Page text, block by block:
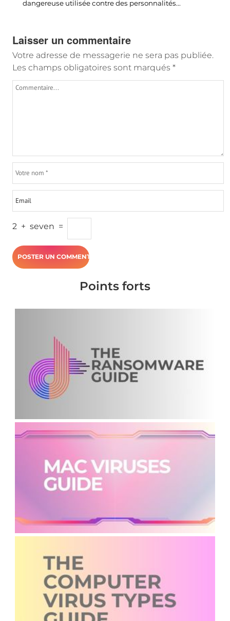
dangereuse utilisée contre des personnalités...
Laisser un commentaire
Votre adresse de messagerie ne sera pas publiée.
Les champs obligatoires sont marqués *
2 + seven =
Points forts